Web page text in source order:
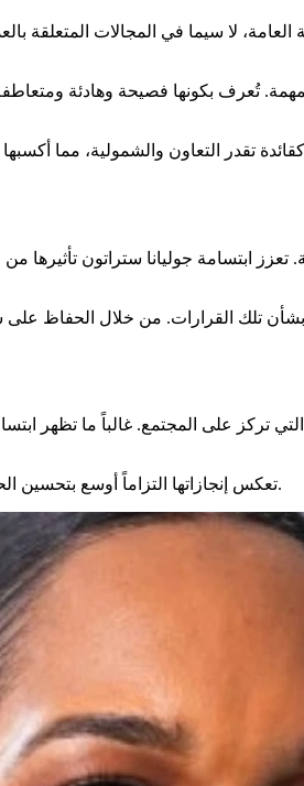
لا سيما في المجالات المتعلقة
تُعرف بكونها فصيحة وهادئة
تقدر التعاون والشمولية، مما
تعزز ابتسامة جوليانا ستراتون
بشأن تلك القرارات. من خلال الحفاظ
تركز على المجتمع. غالباً ما تظهر
تعكس إنجازاتها التزاماً أوسع بتحسين الحياة وخلق الفرص. يظهر هذا التفاني ليس فقط في أفعالها ولكن أيضاً في كيفية تواصلها مع الجمهور.